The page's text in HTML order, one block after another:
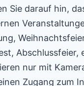
Sie darauf hin,
Abschlussfeier,
nur mit
Zugang zum